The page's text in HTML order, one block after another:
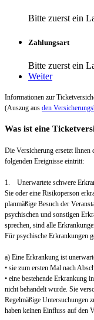
Bitte zuerst ein
Zahlungsart
Bitte zuerst ein
Weiter
Informationen zur
(Auszug aus den
Was ist eine
Die Versicherung ersetzt
folgenden Ereignisse eintritt:
1. Unerwartete schwere
Sie oder eine Risikoperson
planmäßige Besuch der
psychischen und sonstigen
sprechen, sind alle
Für psychische Erkrankungen
a) Eine Erkrankung ist
• sie zum ersten Mal nach
• eine bestehende Erkrankung
nicht behandelt wurde. Sie
Regelmäßige Untersuchungen
haben keinen Einfluss auf den